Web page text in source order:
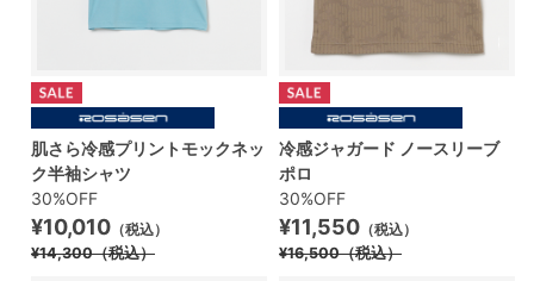
肌さら冷感プリントモックネッ
ク半袖シャツ
30%OFF
¥10,010 （税込）
¥14,300（税込）
冷感ジャガード ノースリーブ
ポロ
30%OFF
¥11,550 （税込）
¥16,500（税込）